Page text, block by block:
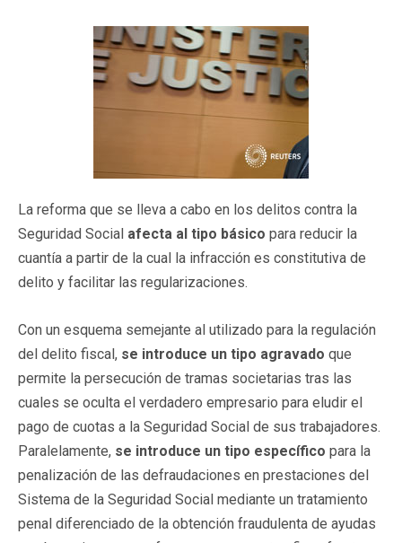
La reforma que se lleva a cabo en los delitos contra la
Seguridad Social afecta al tipo básico para reducir la
cuantía a partir de la cual la infracción es constitutiva de
delito y facilitar las regularizaciones.
Con un esquema semejante al utilizado para la regulación
del delito fiscal, se introduce un tipo agravado que
permite la persecución de tramas societarias tras las
cuales se oculta el verdadero empresario para eludir el
pago de cuotas a la Seguridad Social de sus trabajadores.
Paralelamente, se introduce un tipo específico para la
penalización de las defraudaciones en prestaciones del
Sistema de la Seguridad Social mediante un tratamiento
penal diferenciado de la obtención fraudulenta de ayudas